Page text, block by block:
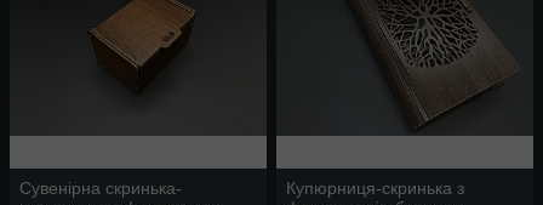
Сувенірна скринька-
Купюрниця-скринька з